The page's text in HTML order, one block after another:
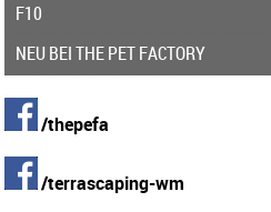
F10
NEU BEI THE PET FACTORY
/thepefa
/terrascaping-wm